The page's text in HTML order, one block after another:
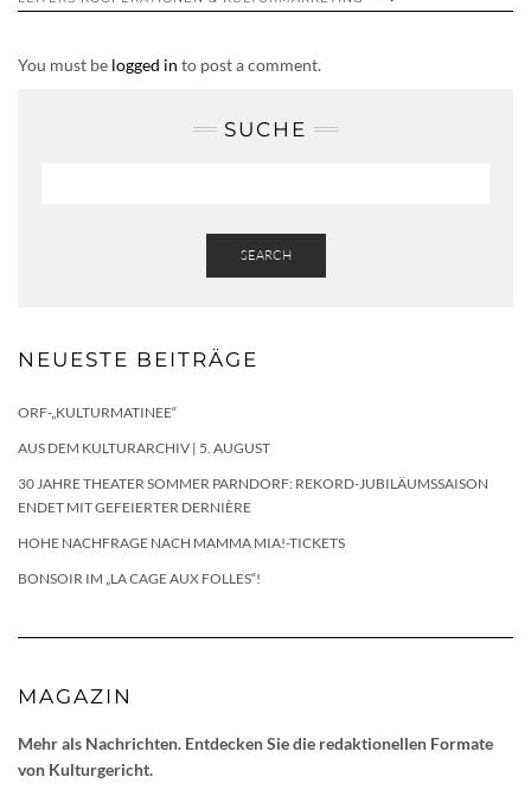
You must be logged in to post a comment.
SUCHE
SEARCH
NEUESTE BEITRÄGE
ORF-„KULTURMATINEE“
AUS DEM KULTURARCHIV | 5. AUGUST
30 JAHRE THEATER SOMMER PARNDORF: REKORD-JUBILÄUMSSAISON
ENDET MIT GEFEIERTER DERNIÈRE
HOHE NACHFRAGE NACH MAMMA MIA!-TICKETS
BONSOIR IM „LA CAGE AUX FOLLES“!
MAGAZIN
Mehr als Nachrichten. Entdecken Sie die redaktionellen Formate
von Kulturgericht.